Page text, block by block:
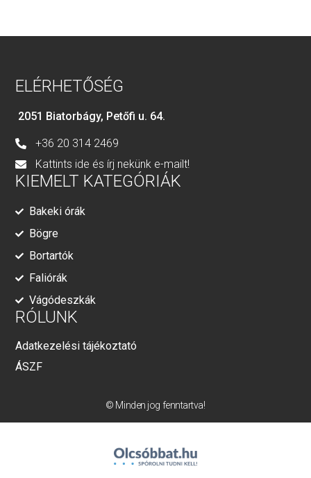
ELÉRHETŐSÉG
2051 Biatorbágy, Petőfi u. 64.
+36 20 314 2469
Kattints ide és írj nekünk e-mailt!
KIEMELT KATEGÓRIÁK
Bakeki órák
Bögre
Bortartók
Faliórák
Vágódeszkák
RÓLUNK
Adatkezelési tájékoztató
ÁSZF
© Minden jog fenntartva!